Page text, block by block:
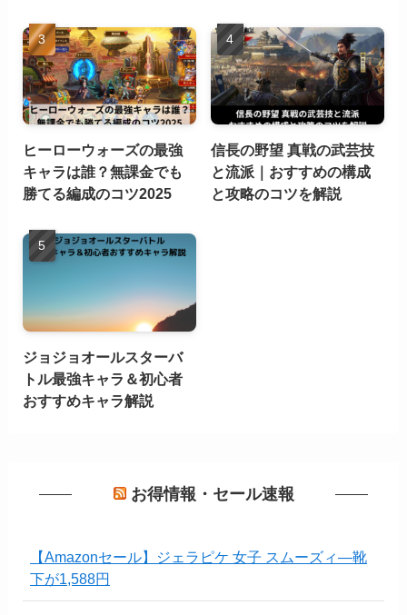
ヒーローウォーズの最強
キャラは誰？無課金でも
勝てる編成のコツ2025
信長の野望 真戦の武芸技
と流派｜おすすめの構成
と攻略のコツを解説
ジョジョオールスターバ
トル最強キャラ＆初心者
おすすめキャラ解説
お得情報・セール速報
【Amazonセール】ジェラピケ 女子 スムーズィ―靴
下が1,588円